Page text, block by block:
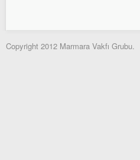
Copyright 2012 Marmara Vakfı Grubu.